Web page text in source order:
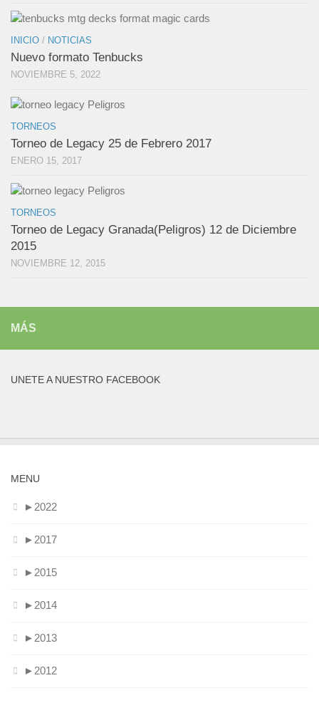
INICIO / NOTICIAS
Nuevo formato Tenbucks
NOVIEMBRE 5, 2022
TORNEOS
Torneo de Legacy 25 de Febrero 2017
ENERO 15, 2017
TORNEOS
Torneo de Legacy Granada(Peligros) 12 de Diciembre
2015
NOVIEMBRE 12, 2015
MÁS
UNETE A NUESTRO FACEBOOK
MENU
►2022
►2017
►2015
►2014
►2013
►2012